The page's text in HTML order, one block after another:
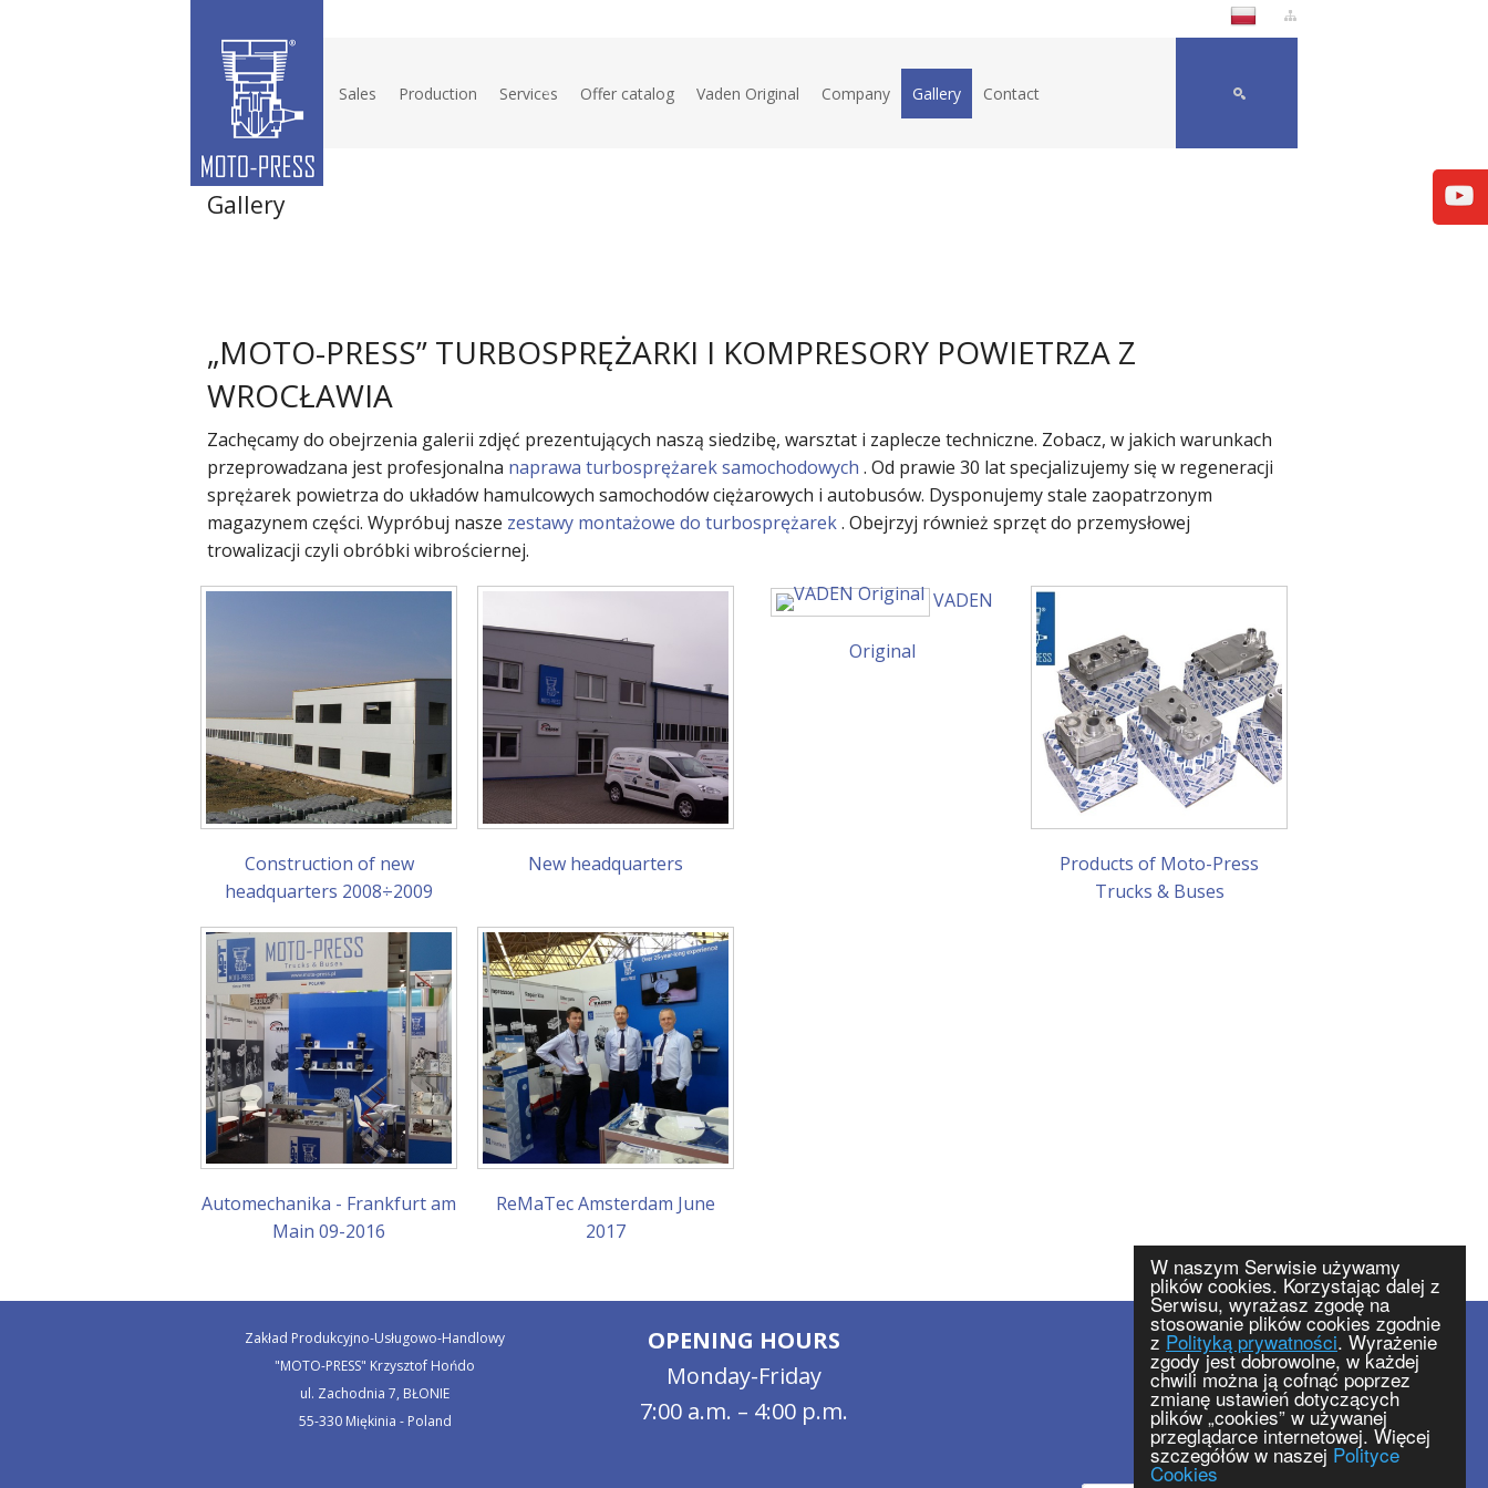
W naszym Serwisie używamy
plików cookies. Korzystając dalej z
Serwisu, wyrażasz zgodę na
stosowanie plików cookies zgodnie
z Polityką prywatności. Wyrażenie
zgody jest dobrowolne, w każdej
chwili można ją cofnąć poprzez
zmianę ustawień dotyczących
plików „cookies” w używanej
przeglądarce internetowej. Więcej
szczegółów w naszej Polityce
Cookies
Sales Production Services Offer catalog Vaden Original Company Gallery Contact
Gallery
„MOTO-PRESS” TURBOSPRĘŻARKI I KOMPRESORY POWIETRZA Z
WROCŁAWIA
Zachęcamy do obejrzenia galerii zdjęć prezentujących naszą siedzibę, warsztat i zaplecze techniczne. Zobacz, w jakich warunkach
przeprowadzana jest profesjonalna naprawa turbosprężarek samochodowych . Od prawie 30 lat specjalizujemy się w regeneracji
sprężarek powietrza do układów hamulcowych samochodów ciężarowych i autobusów. Dysponujemy stale zaopatrzonym
magazynem części. Wypróbuj nasze zestawy montażowe do turbosprężarek. Obejrzyj również sprzęt do przemysłowej
trowalizacji czyli obróbki wibrościernej.
Construction of new
headquarters 2008÷2009
New headquarters
VADEN
Original
Products of Moto-Press
Trucks & Buses
Automechanika - Frankfurt am
Main 09-2016
ReMaTec Amsterdam June
2017
Zakład Produkcyjno-Usługowo-Handlowy
"MOTO-PRESS" Krzysztof Hońdo
ul. Zachodnia 7, BŁONIE
55-330 Miękinia - Poland
OPENING HOURS
Monday-Friday
7:00 a.m. – 4:00 p.m.
biuro@moto-press.pl
tel. +48 71 333 48 92
tel. +48 71 333 75 32
tel. +48 71 785 40 15